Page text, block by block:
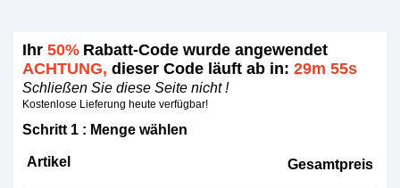
Ihr 50% Rabatt-Code wurde angewendet
ACHTUNG, dieser Code läuft ab in: 29m 55s
Schließen Sie diese Seite nicht !
Kostenlose Lieferung heute verfügbar!
Schritt 1 : Menge wählen
Artikel Gesamtpreis